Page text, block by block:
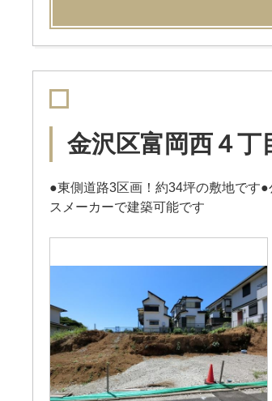
金沢区富岡西４
●東側道路3区画！約34坪の敷地です
スメーカーで建築可能です